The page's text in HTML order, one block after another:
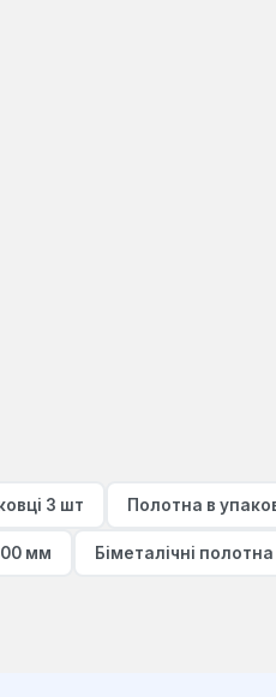
3 шт Полотна в
мм Біметалічні